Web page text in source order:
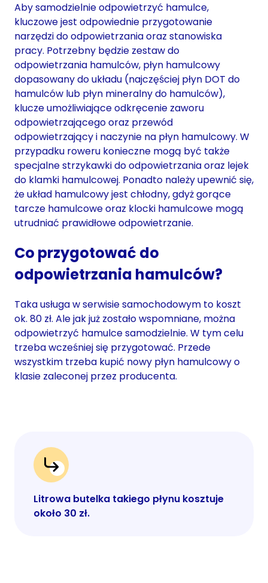
Aby samodzielnie odpowietrzyć hamulce,
kluczowe jest odpowiednie przygotowanie
narzędzi do odpowietrzania oraz stanowiska
pracy. Potrzebny będzie zestaw do
odpowietrzania hamulców, płyn hamulcowy
dopasowany do układu (najczęściej płyn DOT do
hamulców lub płyn mineralny do hamulców),
klucze umożliwiające odkręcenie zaworu
odpowietrzającego oraz przewód
odpowietrzający i naczynie na płyn hamulcowy. W
przypadku roweru konieczne mogą być także
specjalne strzykawki do odpowietrzania oraz lejek
do klamki hamulcowej. Ponadto należy upewnić się,
że układ hamulcowy jest chłodny, gdyż gorące
tarcze hamulcowe oraz klocki hamulcowe mogą
utrudniać prawidłowe odpowietrzanie.
Co przygotować do
odpowietrzania hamulców?
Taka usługa w serwisie samochodowym to koszt
ok. 80 zł. Ale jak już zostało wspomniane, można
odpowietrzyć hamulce samodzielnie. W tym celu
trzeba wcześniej się przygotować. Przede
wszystkim trzeba kupić nowy płyn hamulcowy o
klasie zaleconej przez producenta.
Litrowa butelka takiego płynu kosztuje
około 30 zł.